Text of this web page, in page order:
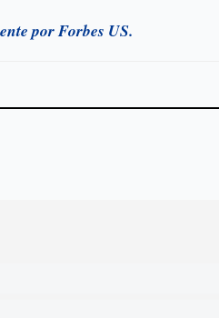
por Forbes US.